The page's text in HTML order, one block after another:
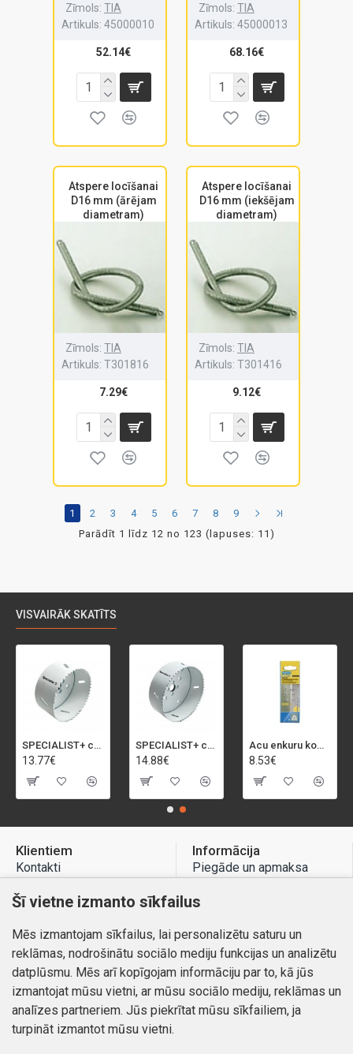
Zīmols: TIA
Artikuls: 45000010
52.14€
Zīmols: TIA
Artikuls: 45000013
68.16€
Atspere locīšanai
D16 mm (ārējam
diametram)
Zīmols: TIA
Artikuls: T301816
7.29€
Atspere locīšanai
D16 mm (iekšējam
diametram)
Zīmols: TIA
Artikuls: T301416
9.12€
1 2 3 4 5 6 7 8
9
Parādīt 1 līdz 12 no 123 (lapuses: 11)
VISVAIRĀK SKATĪTS
SPECIALIST+ caurumu zāģis BI-METAL, 92 mm
13.77€
SPECIALIST+ caurumu zāģis BI-METAL, 98 mm
14.88€
Acu enkuru komplekts, 3-13 mm, Rapid, 12 gab.
8.53€
Klientiem
Kontakti
Preču atgriešana
Mans profils
Pasūtījumi
Informācija
Piegāde un apmaksa
Atteikuma tiesības
Kontakti
Šī vietne izmanto sīkfailus
Mēs izmantojam sīkfailus, lai personalizētu saturu un
reklāmas, nodrošinātu sociālo mediju funkcijas un analizētu
datplūsmu. Mēs arī kopīgojam informāciju par to, kā jūs
izmantojat mūsu vietni, ar mūsu sociālo mediju, reklāmas un
analīzes partneriem. Jūs piekrītat mūsu sīkfailiem, ja
turpināt izmantot mūsu vietni.